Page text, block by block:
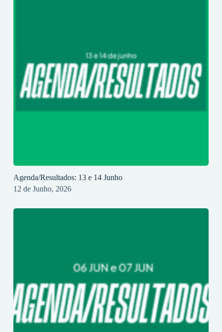
Agenda/Resultados: 13 e 14 Junho
12 de Junho, 2026